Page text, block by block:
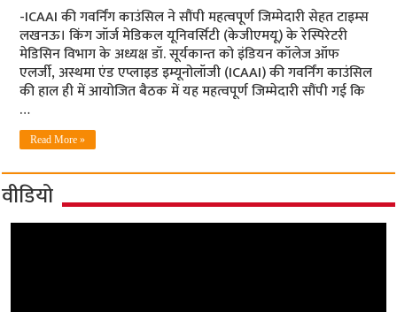
-ICAAI की गवर्निंग काउंसिल ने सौंपी महत्वपूर्ण जिम्मेदारी सेहत टाइम्स
लखनऊ। किंग जॉर्ज मेडिकल यूनिवर्सिटी (केजीएमयू) के रेस्पिरेटरी
मेडिसिन विभाग के अध्यक्ष डॉ. सूर्यकान्त को इंडियन कॉलेज ऑफ
एलर्जी, अस्थमा एंड एप्लाइड इम्यूनोलॉजी (ICAAI) की गवर्निंग काउंसिल
की हाल ही में आयोजित बैठक में यह महत्वपूर्ण जिम्मेदारी सौंपी गई कि
…
Read More »
वीडियो